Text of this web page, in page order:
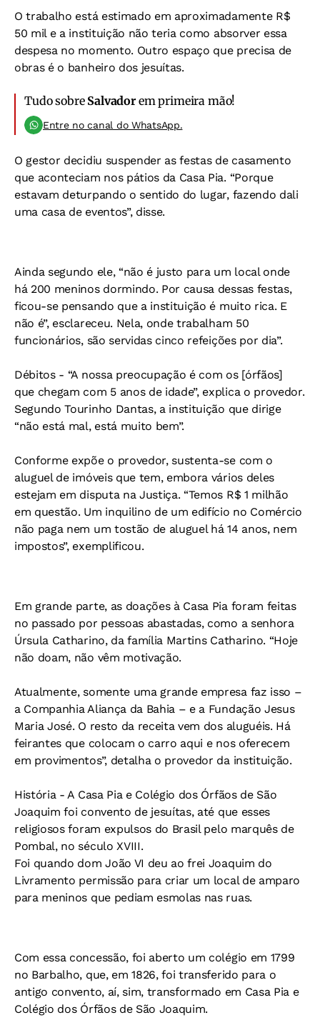
O trabalho está estimado em aproximadamente R$
50 mil e a instituição não teria como absorver essa
despesa no momento. Outro espaço que precisa de
obras é o banheiro dos jesuítas.
Tudo sobre Salvadorem primeira mão!
Entre no canal do WhatsApp.
O gestor decidiu suspender as festas de casamento
que aconteciam nos pátios da Casa Pia. “Porque
estavam deturpando o sentido do lugar, fazendo dali
uma casa de eventos”, disse.
Ainda segundo ele, “não é justo para um local onde
há 200 meninos dormindo. Por causa dessas festas,
ficou-se pensando que a instituição é muito rica. E
não é”, esclareceu. Nela, onde trabalham 50
funcionários, são servidas cinco refeições por dia”.
Débitos - “A nossa preocupação é com os [órfãos]
que chegam com 5 anos de idade”, explica o provedor.
Segundo Tourinho Dantas, a instituição que dirige
“não está mal, está muito bem”.
Conforme expõe o provedor, sustenta-se com o
aluguel de imóveis que tem, embora vários deles
estejam em disputa na Justiça. “Temos R$ 1 milhão
em questão. Um inquilino de um edifício no Comércio
não paga nem um tostão de aluguel há 14 anos, nem
impostos”, exemplificou.
Em grande parte, as doações à Casa Pia foram feitas
no passado por pessoas abastadas, como a senhora
Úrsula Catharino, da família Martins Catharino. “Hoje
não doam, não vêm motivação.
Atualmente, somente uma grande empresa faz isso –
a Companhia Aliança da Bahia – e a Fundação Jesus
Maria José. O resto da receita vem dos aluguéis. Há
feirantes que colocam o carro aqui e nos oferecem
em provimentos”, detalha o provedor da instituição.
História - A Casa Pia e Colégio dos Órfãos de São
Joaquim foi convento de jesuítas, até que esses
religiosos foram expulsos do Brasil pelo marquês de
Pombal, no século XVIII.
Foi quando dom João VI deu ao frei Joaquim do
Livramento permissão para criar um local de amparo
para meninos que pediam esmolas nas ruas.
Com essa concessão, foi aberto um colégio em 1799
no Barbalho, que, em 1826, foi transferido para o
antigo convento, aí, sim, transformado em Casa Pia e
Colégio dos Órfãos de São Joaquim.